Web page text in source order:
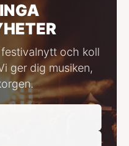
och koll
ger dig musiken,